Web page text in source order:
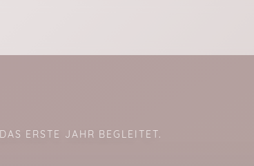
ERSTE JAHR BEGLEITET.